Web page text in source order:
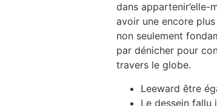
dans
avoir une encore
non seulement
par dénicher pour
travers le globe.
Leeward être
Le dessein